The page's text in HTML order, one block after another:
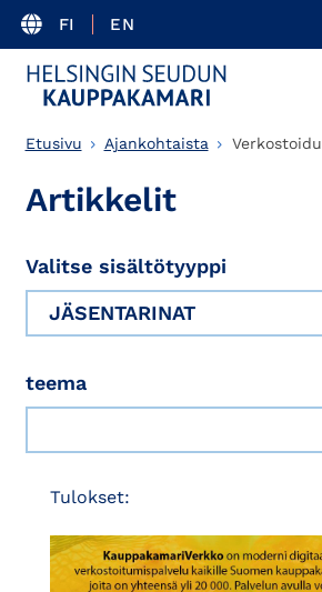
FI EN
Etusivu Ajankohtaista Verkostoidu
Artikkelit
Valitse sisältötyyppi
teema
Tulokset: